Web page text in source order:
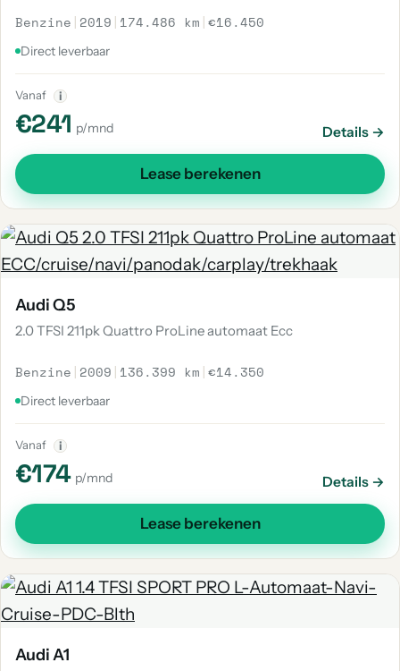
Benzine | 2019 | 174.486 km |€16.450
Direct leverbaar
Vanaf i
€241 p/mnd Details →
Lease berekenen
Audi Q5
2.0 TFSI 211pk Quattro ProLine automaat Ecc
Benzine | 2009 | 136.399 km |€14.350
Direct leverbaar
Vanaf i
€174 p/mnd Details →
Lease berekenen
Audi A1